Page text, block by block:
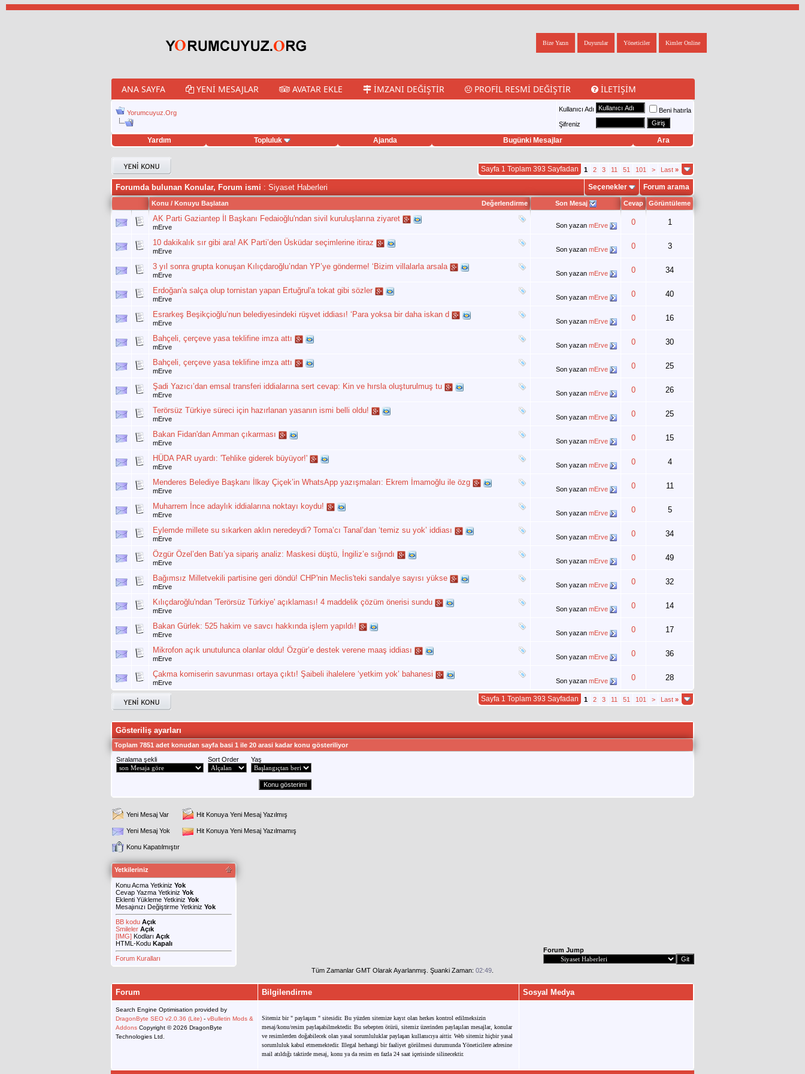
Kimler Online
Yöneticiler
Duyurular
Bize Yazın
ANA SAYFA YENI MESAJLAR AVATAR EKLE İMZANI DEĞIŞTIR PROFIL RESMI DEĞIŞTIR İLETIŞIM
Yorumcuyuz.Org Kullanıcı Adı
Beni hatırla
Şifreniz
Yardım Topluluk Ajanda Bugünki Mesajlar Ara
twitter retweet hilesi
Sayfa 1 Toplam 393 Sayfadan 1 2 3 11 51 101 > Last »
Forumda bulunan Konular, Forum ismi : Siyaset Haberleri Seçenekler Forum arama
Değerlendirme
Konu / Konuyu Başlatan Son Mesaj Cevap Görüntüleme
AK Parti Gaziantep İl Başkanı Fedaioğlu'ndan sivil kuruluşlarına ziyaret
mErve Son yazan mErve 0 1
10 dakikalık sır gibi ara! AK Parti’den Üsküdar seçimlerine itiraz
mErve Son yazan mErve 0 3
3 yıl sonra grupta konuşan Kılıçdaroğlu’ndan YP’ye gönderme! ‘Bizim villalarla arsala
mErve Son yazan mErve 0 34
Erdoğan'a salça olup tornistan yapan Ertuğrul'a tokat gibi sözler
mErve Son yazan mErve 0 40
Esrarkeş Beşikçioğlu’nun belediyesindeki rüşvet iddiası! ‘Para yoksa bir daha iskan d
mErve Son yazan mErve 0 16
Bahçeli, çerçeve yasa teklifine imza attı
mErve Son yazan mErve 0 30
Bahçeli, çerçeve yasa teklifine imza attı
mErve Son yazan mErve 0 25
Şadi Yazıcı’dan emsal transferi iddialarına sert cevap: Kin ve hırsla oluşturulmuş tu
mErve Son yazan mErve 0 26
Terörsüz Türkiye süreci için hazırlanan yasanın ismi belli oldu!
mErve Son yazan mErve 0 25
Bakan Fidan'dan Amman çıkarması
mErve Son yazan mErve 0 15
HÜDA PAR uyardı: 'Tehlike giderek büyüyor!'
mErve Son yazan mErve 0 4
Menderes Belediye Başkanı İlkay Çiçek’in WhatsApp yazışmaları: Ekrem İmamoğlu ile özg
mErve Son yazan mErve 0 11
Muharrem İnce adaylık iddialarına noktayı koydu!
mErve Son yazan mErve 0 5
Eylemde millete su sıkarken aklın neredeydi? Toma’cı Tanal’dan ‘temiz su yok’ iddiası
mErve Son yazan mErve 0 34
Özgür Özel’den Batı’ya sipariş analiz: Maskesi düştü, İngiliz’e sığındı
mErve Son yazan mErve 0 49
Bağımsız Milletvekili partisine geri döndü! CHP'nin Meclis'teki sandalye sayısı yükse
mErve Son yazan mErve 0 32
Kılıçdaroğlu'ndan 'Terörsüz Türkiye' açıklaması! 4 maddelik çözüm önerisi sundu
mErve Son yazan mErve 0 14
Bakan Gürlek: 525 hakim ve savcı hakkında işlem yapıldı!
mErve Son yazan mErve 0 17
Mikrofon açık unutulunca olanlar oldu! Özgür’e destek verene maaş iddiası
mErve Son yazan mErve 0 36
Çakma komiserin savunması ortaya çıktı! Şaibeli ihalelere ‘yetkim yok’ bahanesi
mErve Son yazan mErve 0 28
Sayfa 1 Toplam 393 Sayfadan 1 2 3 11 51 101 > Last »
Gösteriliş ayarları
Toplam 7851 adet konudan sayfa basi 1 ile 20 arasi kadar konu gösteriliyor
Sıralama şekli
Sort Order Yaş
Yeni Mesaj Var Hit Konuya Yeni Mesaj Yazılmış
Yeni Mesaj Yok Hit Konuya Yeni Mesaj Yazılmamış
Konu Kapatılmıştır
Yetkileriniz
Konu Acma Yetkiniz Yok
Cevap Yazma Yetkiniz Yok
Eklenti Yükleme Yetkiniz Yok
Mesajınızı Değiştirme Yetkiniz Yok
BB kodu Açık
Smileler Açık
[IMG] Kodları Açık
HTML-Kodu Kapalı
Forum Kuralları
Forum Jump
Tüm Zamanlar GMT Olarak Ayarlanmış. Şuanki Zaman: 02:49
Forum Bilgilendirme Sosyal Medya
Search Engine Optimisation provided by
DragonByte SEO v2.0.36 (Lite) - vBulletin Mods &
Addons Copyright © 2026 DragonByte
Technologies Ltd.
Sitemiz bir " paylaşım " sitesidir. Bu yüzden sitemize kayıt olan herkes kontrol edilmeksizin
mesaj/konu/resim paylaşabilmektedir. Bu sebepten ötürü, sitemiz üzerinden paylaşılan mesajlar, konular
ve resimlerden doğabilecek olan yasal sorumluluklar paylaşan kullanıcıya aittir. Web sitemiz hiçbir yasal
sorumluluk kabul etmemektedir. Illegal herhangi bir faaliyet görülmesi durumunda Yöneticilere adresine
mail atıldığı taktirde mesaj, konu ya da resim en fazla 24 saat içerisinde silinecektir.